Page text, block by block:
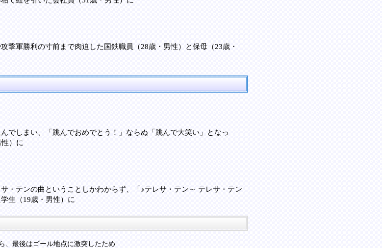
撃軍勝利の寸前まで肉迫した国鉄職員（28歳・男性）と保母（23歳・
でしまい、「跳んでおめでとう！」ならぬ「跳んで大笑い」となっ
）に
・テンの曲ということしかわからず、「♪テレサ・テン～ テレサ・テン
生（19歳・男性）に
、最後はゴール地点に激突したため